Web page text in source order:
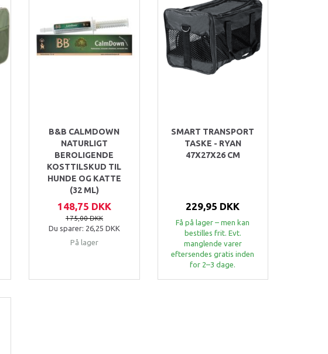
B&B CALMDOWN
NATURLIGT
BEROLIGENDE
KOSTTILSKUD TIL
HUNDE OG KATTE
(32 ML)
148,75 DKK
175,00 DKK
Du sparer: 26,25 DKK
På lager
SMART TRANSPORT
TASKE - RYAN
47X27X26 CM
229,95 DKK
Få på lager – men kan
bestilles frit. Evt.
manglende varer
eftersendes gratis inden
for 2–3 dage.